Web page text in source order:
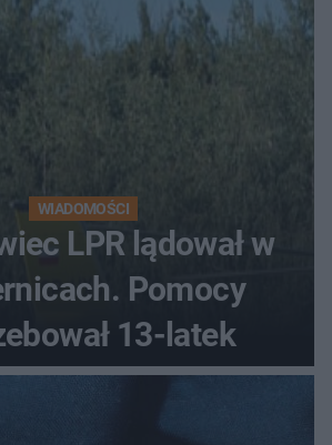
WIADOMOŚCI
LPR lądował w
Pomocy
13-latek